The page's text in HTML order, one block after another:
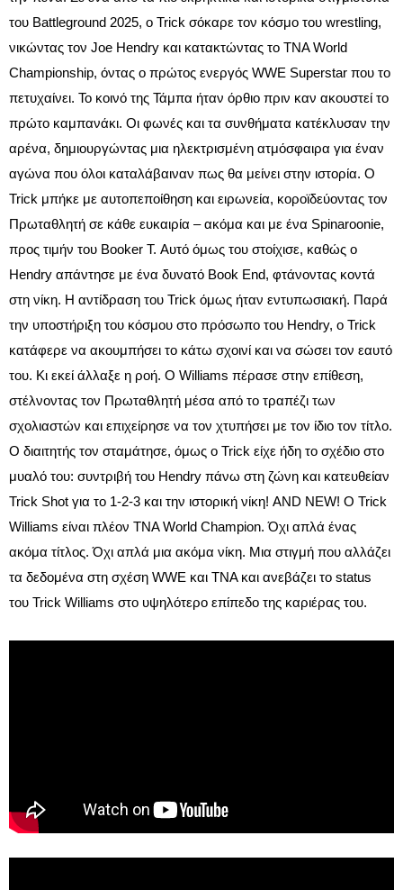
του Battleground 2025, ο Trick σόκαρε τον κόσμο του wrestling,
νικώντας τον Joe Hendry και κατακτώντας το TNA World
Championship, όντας ο πρώτος ενεργός WWE Superstar που το
πετυχαίνει. Το κοινό της Τάμπα ήταν όρθιο πριν καν ακουστεί το
πρώτο καμπανάκι. Οι φωνές και τα συνθήματα κατέκλυσαν την
αρένα, δημιουργώντας μια ηλεκτρισμένη ατμόσφαιρα για έναν
αγώνα που όλοι καταλάβαιναν πως θα μείνει στην ιστορία. Ο
Trick μπήκε με αυτοπεποίθηση και ειρωνεία, κοροϊδεύοντας τον
Πρωταθλητή σε κάθε ευκαιρία – ακόμα και με ένα Spinaroonie,
προς τιμήν του Booker T. Αυτό όμως του στοίχισε, καθώς ο
Hendry απάντησε με ένα δυνατό Book End, φτάνοντας κοντά
στη νίκη. Η αντίδραση του Trick όμως ήταν εντυπωσιακή. Παρά
την υποστήριξη του κόσμου στο πρόσωπο του Hendry, ο Trick
κατάφερε να ακουμπήσει το κάτω σχοινί και να σώσει τον εαυτό
του. Κι εκεί άλλαξε η ροή. Ο Williams πέρασε στην επίθεση,
στέλνοντας τον Πρωταθλητή μέσα από το τραπέζι των
σχολιαστών και επιχείρησε να τον χτυπήσει με τον ίδιο τον τίτλο.
Ο διαιτητής τον σταμάτησε, όμως ο Trick είχε ήδη το σχέδιο στο
μυαλό του: συντριβή του Hendry πάνω στη ζώνη και κατευθείαν
Trick Shot για το 1-2-3 και την ιστορική νίκη! AND NEW! Ο Trick
Williams είναι πλέον TNA World Champion. Όχι απλά ένας
ακόμα τίτλος. Όχι απλά μια ακόμα νίκη. Μια στιγμή που αλλάζει
τα δεδομένα στη σχέση WWE και TNA και ανεβάζει το status
του Trick Williams στο υψηλότερο επίπεδο της καριέρας του.